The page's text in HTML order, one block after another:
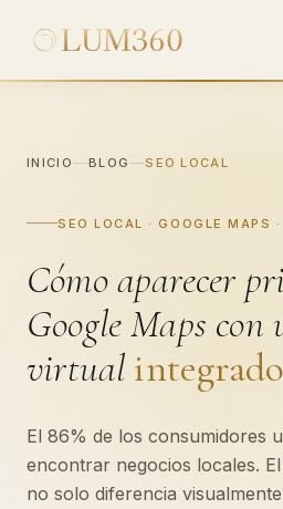
INICIO BLOG SEO LOCAL
SEO LOCAL · GOOGLE MAPS
Cómo aparecer
Google Maps
virtual integrado
El 86% de los consumidores
encontrar negocios locales.
no solo diferencia